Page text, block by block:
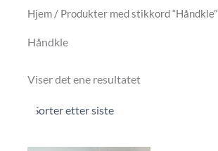
Hjem / Produkter med stikkord “Håndkle”
Håndkle
Viser det ene resultatet